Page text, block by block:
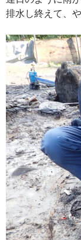
排水し終えて、